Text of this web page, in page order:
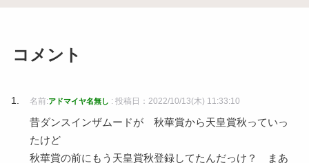
コメント
名前:アドマイヤ名無し : 投稿日：2022/10/13(木) 11:33:10
昔ダンスインザムードが 秋華賞から天皇賞秋っていっ
たけど
秋華賞の前にもう天皇賞秋登録してたんだっけ？ まあ